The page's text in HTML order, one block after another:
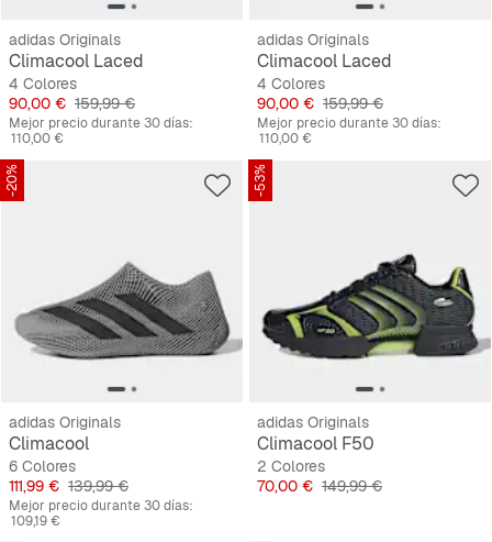
adidas Originals
Climacool Laced
4 Colores
Precio
90,00 € Precio original
159,99 €
Mejor precio durante 30 días:
110,00 €
adidas Originals
Climacool Laced
4 Colores
Precio
90,00 € Precio original
159,99 €
Mejor precio durante 30 días:
110,00 €
-20%
adidas Originals
Climacool
6 Colores
Precio
111,99 € Precio original
139,99 €
Mejor precio durante 30 días:
109,19 €
-53%
adidas Originals
Climacool F50
2 Colores
Precio
70,00 € Precio original
149,99 €